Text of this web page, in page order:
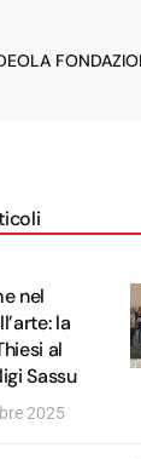
LA
nel
la
al
Sassu
2025